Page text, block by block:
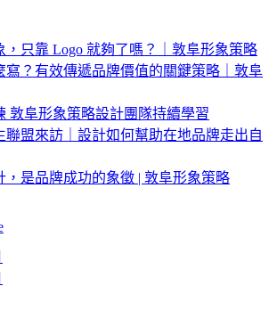
，只靠 Logo 就夠了嗎？｜敦阜形象策略
寫？有效傳遞品牌價值的關鍵策略｜敦阜
敦阜形象策略設計團隊持續學習
聯盟來訪｜設計如何幫助在地品牌走出自
，是品牌成功的象徵 | 敦阜形象策略